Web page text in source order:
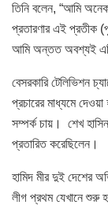
তিনি বলেন, “আমি
প্রতারণার এই প্রতীক
আমি অন্তত অবশ্যই
বেসরকারি টেলিভিশন
প্রচারের মাধ্যমে
সম্পর্ক চায়। শেখ
প্রতারিত করেছিলেন।
হামিদ মীর দুই দেশের
লীগ প্রথম যেখানে শুরু